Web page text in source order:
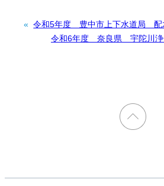
« 令和5年度 豊中市上下水道局 配
令和6年度 奈良県 宇陀川浄